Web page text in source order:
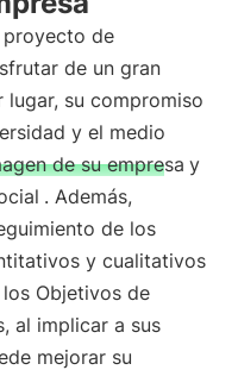
proyecto de
de un gran
lugar, su compromiso
y el medio
de su empresa y
. Además,
de los
y cualitativos
Objetivos de
al implicar a sus
mejorar su